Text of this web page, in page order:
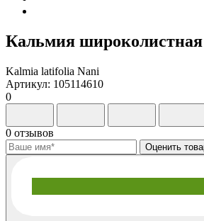
Кальмия
Kalmia latifolia Nani
Артикул: 105114610
0
0 отзывов